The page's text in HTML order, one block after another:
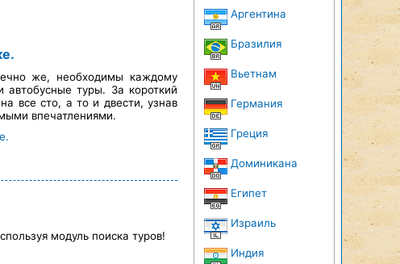
же, необходимы каждому
туры. За короткий
все сто, а то и двести, узнав
впечатлениями.
модуль поиска туров!
Аргентина
Бразилия
Вьетнам
Германия
Греция
Доминикана
Египет
Израиль
Индия